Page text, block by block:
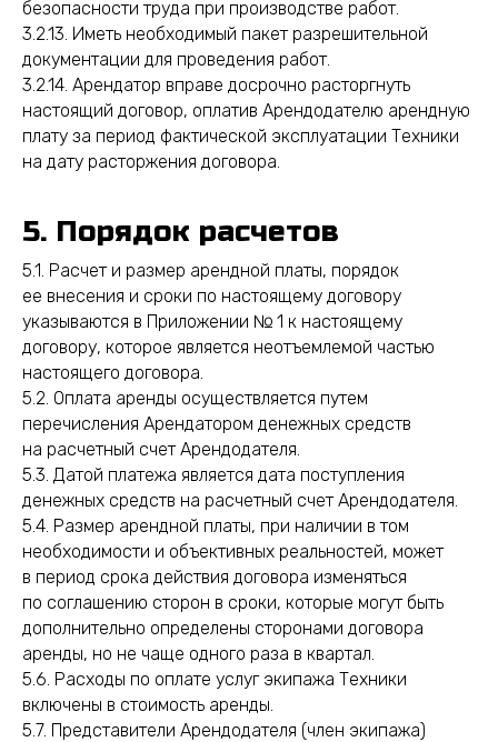
безопасности труда при производстве работ.
3.2.13. Иметь необходимый пакет разрешительной
документации для проведения работ.
3.2.14. Арендатор вправе досрочно расторгнуть
настоящий договор, оплатив Арендодателю арендную
плату за период фактической эксплуатации Техники
на дату расторжения договора.
5. Порядок расчетов
5.1. Расчет и размер арендной платы, порядок
ее внесения и сроки по настоящему договору
указываются в Приложении № 1 к настоящему
договору, которое является неотъемлемой частью
настоящего договора.
5.2. Оплата аренды осуществляется путем
перечисления Арендатором денежных средств
на расчетный счет Арендодателя.
5.3. Датой платежа является дата поступления
денежных средств на расчетный счет Арендодателя.
5.4. Размер арендной платы, при наличии в том
необходимости и объективных реальностей, может
в период срока действия договора изменяться
по соглашению сторон в сроки, которые могут быть
дополнительно определены сторонами договора
аренды, но не чаще одного раза в квартал.
5.6. Расходы по оплате услуг экипажа Техники
включены в стоимость аренды.
5.7. Представители Арендодателя (член экипажа)